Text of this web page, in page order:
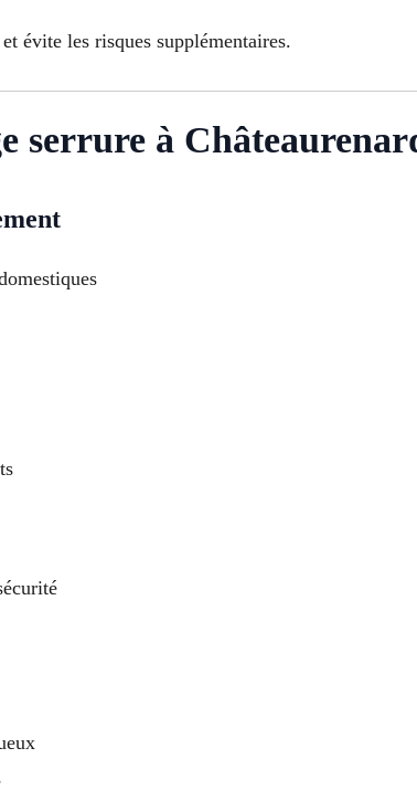
évite les risques supplémentaires.
serrure à